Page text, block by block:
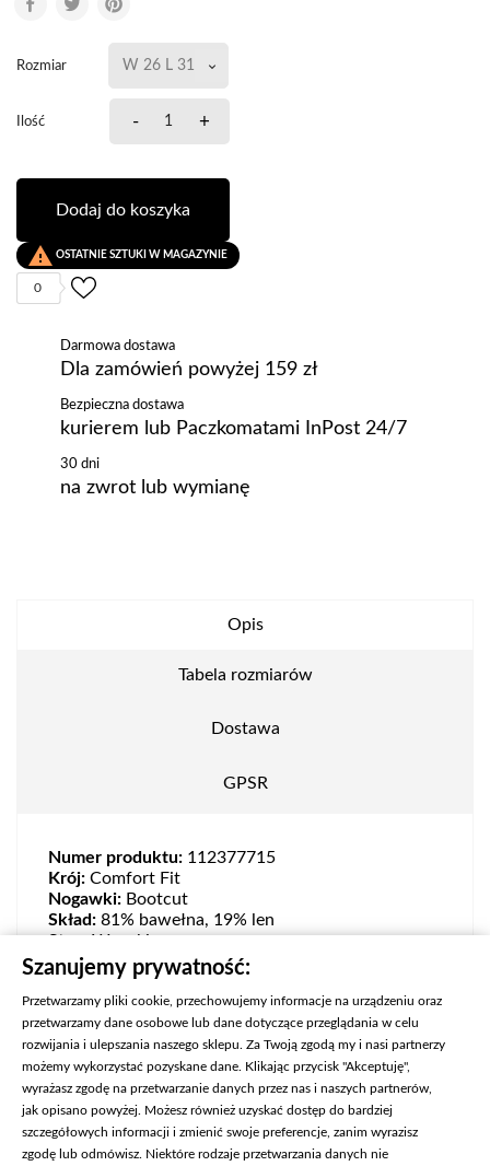
Rozmiar
Ilość - +
Dodaj do koszyka
 OSTATNIE SZTUKI W MAGAZYNIE
0
Darmowa dostawa
Dla zamówień powyżej 159 zł
Bezpieczna dostawa
kurierem lub Paczkomatami InPost 24/7
30 dni
na zwrot lub wymianę
Opis
Tabela rozmiarów
Dostawa
GPSR
Numer produktu: 112377715
Krój: Comfort Fit
Nogawki: Bootcut
Skład: 81% bawełna, 19% len
Stan:Wysoki
Zapięcie:Zamek
Szanujemy prywatność:
Przetwarzamy pliki cookie, przechowujemy informacje na urządzeniu oraz
przetwarzamy dane osobowe lub dane dotyczące przeglądania w celu
rozwijania i ulepszania naszego sklepu. Za Twoją zgodą my i nasi partnerzy
możemy wykorzystać pozyskane dane. Klikając przycisk "Akceptuję",
wyrażasz zgodę na przetwarzanie danych przez nas i naszych partnerów,
jak opisano powyżej. Możesz również uzyskać dostęp do bardziej
szczegółowych informacji i zmienić swoje preferencje, zanim wyrazisz
zgodę lub odmówisz. Niektóre rodzaje przetwarzania danych nie